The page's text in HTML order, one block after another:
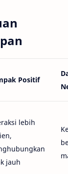
Positif
lebih
jauh